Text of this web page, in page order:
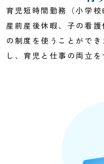
育児短時間勤務（小学校
産前産後休暇、子の看
の制度を使うことがで
し、育児と仕事の両立を